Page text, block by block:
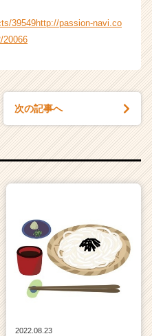
39549http://passion-navi.co
20066
次の記事へ
2022.08.23